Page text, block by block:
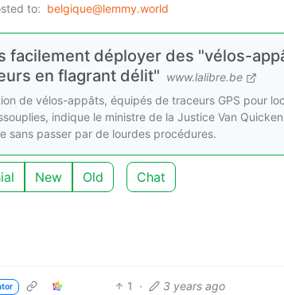
to: belgique@lemmy.world
facilement déployer des "vélos-
en flagrant délit" www.lalibre.be
de vélos-appâts, équipés de traceurs GPS pour
indique le ministre de la Justice Van
sans passer par de lourdes procédures.
New Old Chat
1 · 3 years ago